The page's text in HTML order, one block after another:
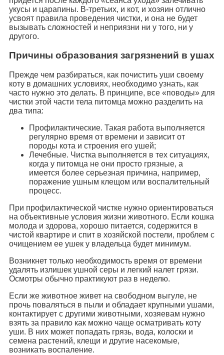
укусы и царапины. В-третьих, и кот, и хозяин отлично
усвоят правила проведения чистки, и она не будет
вызывать сложностей и неприязни ни у того, ни у
другого.
Причины образования загрязнений в ушах
Прежде чем разбираться, как почистить уши своему
коту в домашних условиях, необходимо узнать, как
часто нужно это делать. В принципе, все «поводы» для
чистки этой части тела питомца можно разделить на
два типа:
Профилактические. Такая работа выполняется
регулярно время от времени и зависит от
породы кота и строения его ушей;
Лечебные. Чистка выполняется в тех ситуациях,
когда у питомца не они просто грязные, а
имеется более серьезная причина, например,
поражение ушным клещом или воспалительный
процесс.
При профилактической чистке нужно ориентироваться
на объективные условия жизни животного. Если кошка
молода и здорова, хорошо питается, содержится в
чистой квартире и спит в хозяйской постели, проблем с
очищением ее ушек у владельца будет минимум.
Возникнет только необходимость время от времени
удалять излишек ушной серы и легкий налет грязи.
Осмотры обычно практикуют раз в неделю.
Если же животное живет на свободном выгуле, не
прочь поваляться в пыли и обладает крупными ушами,
контактирует с другими животными, хозяевам нужно
взять за правило как можно чаще осматривать коту
уши. В них может попадать грязь, вода, колоски и
семена растений, клещи и другие насекомые,
возникать воспаление.